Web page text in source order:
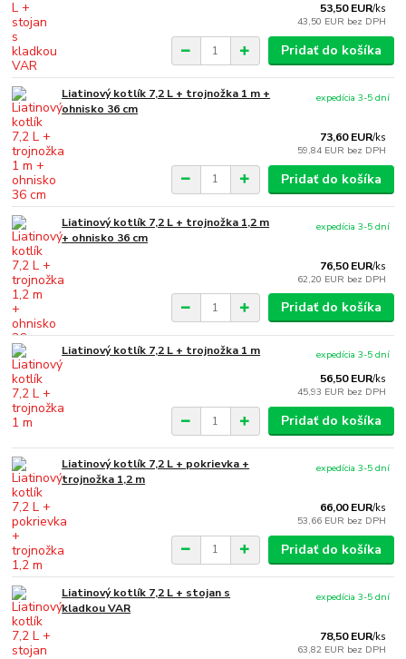
53,50 EUR/ks
43,50 EUR bez DPH
Pridať do košíka
Liatinový kotlík 7,2 L + trojnožka 1 m +
ohnisko 36 cm
73,60 EUR/ks
59,84 EUR bez DPH
expedícia 3-5 dní
Pridať do košíka
Liatinový kotlík 7,2 L + trojnožka 1,2 m
+ ohnisko 36 cm
76,50 EUR/ks
62,20 EUR bez DPH
expedícia 3-5 dní
Pridať do košíka
Liatinový kotlík 7,2 L + trojnožka 1 m
56,50 EUR/ks
45,93 EUR bez DPH
expedícia 3-5 dní
Pridať do košíka
Liatinový kotlík 7,2 L + pokrievka +
trojnožka 1,2 m
66,00 EUR/ks
53,66 EUR bez DPH
expedícia 3-5 dní
Pridať do košíka
Liatinový kotlík 7,2 L + stojan s
kladkou VAR
78,50 EUR/ks
63,82 EUR bez DPH
expedícia 3-5 dní